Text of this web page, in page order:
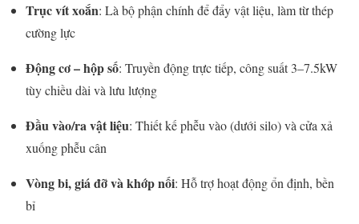
Trụcvítxoắn: Làbộphậnchínhđểđẩyvậtliệu, làmtừthép
cườnglực
Độngcơ –hộpsố: Truyềnđộngtrựctiếp, côngsuất3–7.5kW
tùychiềudàivàlưulượng
Đầuvào/ravậtliệu: Thiếtkếphễuvào (dướisilo)vàcửaxả
xuốngphễucân
Vòngbi,giáđỡvàkhớpnối: Hỗtrợhoạtđộngổnđịnh, bền
bỉ